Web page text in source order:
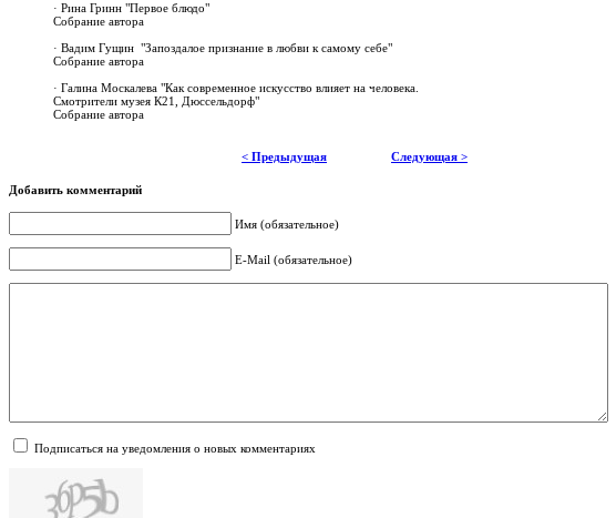
· Рина Гринн "Первое блюдо"
Собрание автора
· Вадим Гущин "Запоздалое признание в любви к самому себе"
Собрание автора
· Галина Москалева "Как современное искусство влияет на человека.
Смотрители музея К21, Дюссельдорф"
Собрание автора
< Предыдущая Следующая >
Добавить комментарий
Имя (обязательное)
E-Mail (обязательное)
Подписаться на уведомления о новых комментариях